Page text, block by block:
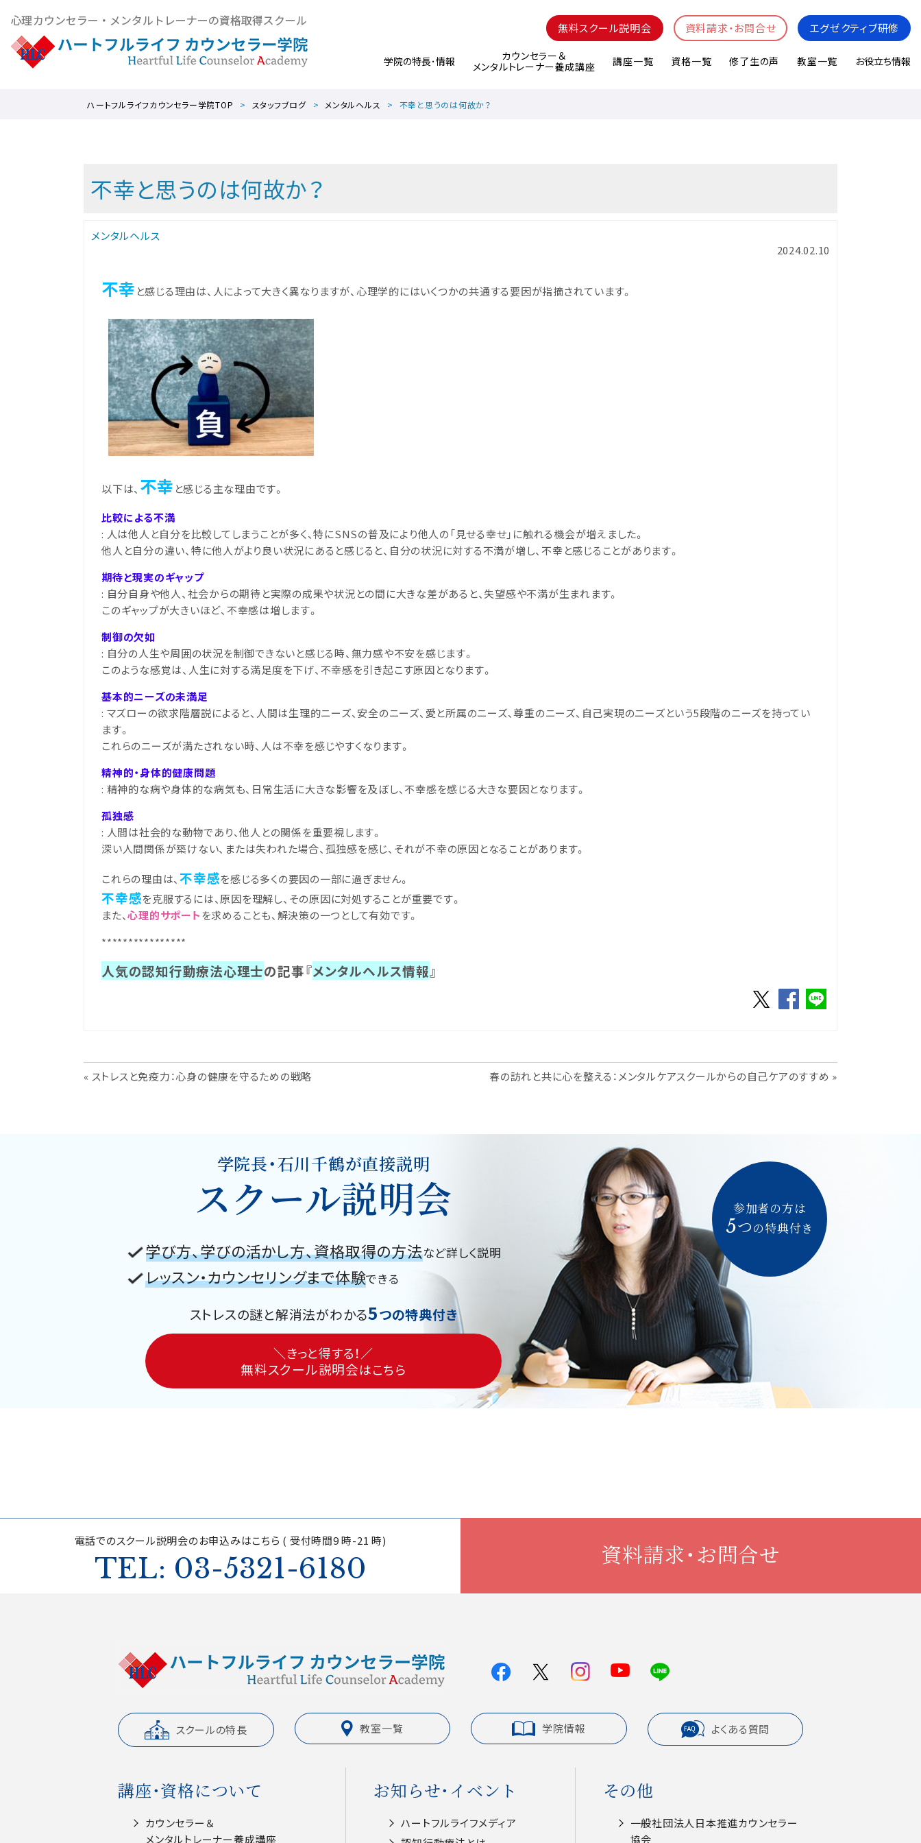
無料スクール説明会 資料請求・お問合せ エグゼクティブ研修
学院の特長･情報
カウンセラー＆
メンタルトレーナー養成講座
講座一覧 資格一覧 修了生の声 教室一覧 お役立ち情報
ハートフルライフカウンセラー学院TOP スタッフブログ メンタルヘルス 不幸と思うのは何故か？
不幸と思うのは何故か？
メンタルヘルス
2024.02.10
不幸 と感じる理由は、人によって大きく異なりますが、心理学的にはいくつかの共通する要因が指摘されています。
以下は、 不幸 と感じる主な理由です。
比較による不満
: 人は他人と自分を比較してしまうことが多く、特にSNSの普及により他人の「見せる幸せ」に触れる機会が増えました。
他人と自分の違い、特に他人がより良い状況にあると感じると、自分の状況に対する不満が増し、不幸と感じることがあります。
期待と現実のギャップ
: 自分自身や他人、社会からの期待と実際の成果や状況との間に大きな差があると、失望感や不満が生まれます。
このギャップが大きいほど、不幸感は増します。
制御の欠如
: 自分の人生や周囲の状況を制御できないと感じる時、無力感や不安を感じます。
このような感覚は、人生に対する満足度を下げ、不幸感を引き起こす原因となります。
基本的ニーズの未満足
: マズローの欲求階層説によると、人間は生理的ニーズ、安全のニーズ、愛と所属のニーズ、尊重のニーズ、自己実現のニーズという5段階のニーズを持ってい
ます。
これらのニーズが満たされない時、人は不幸を感じやすくなります。
精神的・身体的健康問題
: 精神的な病や身体的な病気も、日常生活に大きな影響を及ぼし、不幸感を感じる大きな要因となります。
孤独感
: 人間は社会的な動物であり、他人との関係を重要視します。
深い人間関係が築けない、または失われた場合、孤独感を感じ、それが不幸の原因となることがあります。
これらの理由は、 不幸感を感じる多くの要因の一部に過ぎません。
不幸感を克服するには、原因を理解し、その原因に対処することが重要です。
また、心理的サポートを求めることも、解決策の一つとして有効です。
****************
人気の認知行動療法心理士の記事『メンタルヘルス情報』
« ストレスと免疫力：心身の健康を守るための戦略 春の訪れと共に心を整える：メンタルケアスクールからの自己ケアのすすめ »
学院長・石川千鶴が直接説明
スクール説明会
学び方、学びの活かし方、資格取得の方法など詳しく説明
レッスン・カウンセリングまで体験できる
ストレスの謎と解消法がわかる5つの特典付き
＼きっと得する！／
無料スクール説明会はこちら
参加者の方は
5つの特典付き
電話でのスクール説明会のお申込みはこちら ( 受付時間9 時-21 時)
TEL: 03-5321-6180 資料請求・お問合せ
スクールの特長 教室一覧 学院情報 よくある質問
講座・資格について
カウンセラー＆
メンタルトレーナー養成講座
お知らせ・イベント
ハートフルライフメディア
その他
一般社団法人⽇本推進カウンセラー
協会